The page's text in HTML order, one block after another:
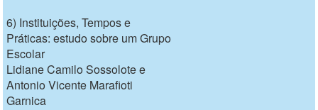
6) Instituições, Tempos e
Práticas: estudo sobre um Grupo
Escolar
Lidiane Camilo Sossolote e
Antonio Vicente Marafioti
Garnica